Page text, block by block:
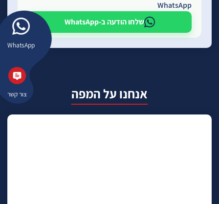
WhatsApp
צור קשר
WhatsApp
שלחו הודעה ב-WhatsApp
אנחנו על המפה